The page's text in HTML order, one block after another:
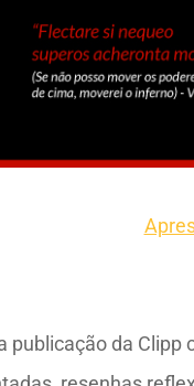
publicação da Clipp